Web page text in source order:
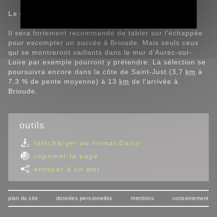
Le commentaire de Christian Prudhomme.
Il sera fortement recommandé de tabler sur l'échappée
pour escompter un succès à Brioude. Mais seuls ceux
qui se montreront vaillants dans le mur d'Aurec-sur-
Loire par exemple pourront y prétendre. La sélection se
poursuivra encore dans la côte de Saint-Just (3,7 km à
7,3 % de pente moyenne) à 13 km de l'arrivée à
Brioude.
outils
télécharger au format Daisy
imprimer la page
envoyer à un ami
plan du site données personnelles mentions consentement